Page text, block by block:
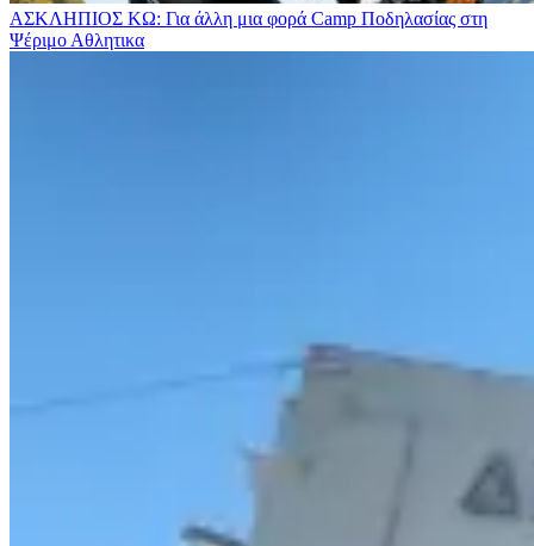
ΑΣΚΛΗΠΙΟΣ ΚΩ: Για άλλη μια φορά Camp Ποδηλασίας στη
Ψέριμο Αθλητικα